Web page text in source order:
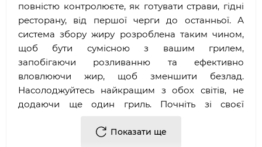
повністю контролюєте, як готувати страви, гідні
ресторану, від першої черги до останньої. А
система збору жиру розроблена таким чином,
щоб бути сумісною з вашим грилем,
запобігаючи розливанню та ефективно
вловлюючи жир, щоб зменшити безлад.
Насолоджуйтесь найкращим з обох світів, не
додаючи ще один гриль. Почніть зі своєї
Підходить для газових грилів Genesis і
Показати ще